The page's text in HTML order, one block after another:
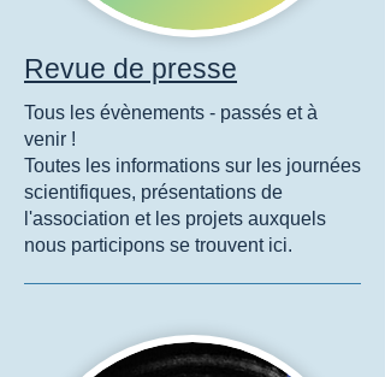
Revue de presse
Tous les évènements - passés et à
venir !
Toutes les informations sur les journées
scientifiques, présentations de
l'association et les projets auxquels
nous participons se trouvent ici.